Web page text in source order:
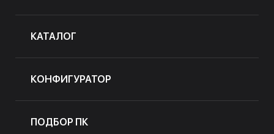
КАТАЛОГ
КОНФИГУРАТОР
ПОДБОР ПК